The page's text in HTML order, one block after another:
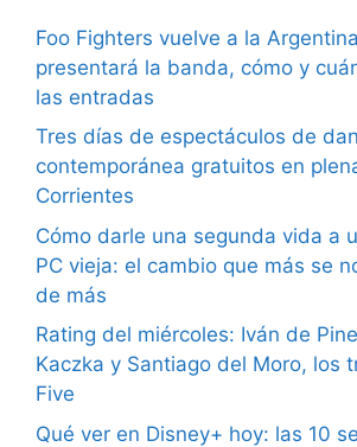
Foo Fighters vuelve a la
presentará la banda, cómo y
las entradas
Tres días de espectáculos de
contemporánea gratuitos en
Corrientes
Cómo darle una segunda vida a
PC vieja: el cambio que más se
de más
Rating del miércoles: Iván de
Kaczka y Santiago del Moro, los
Five
Qué ver en Disney+ hoy: las 10